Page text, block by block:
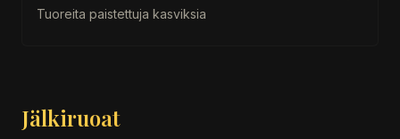
Tuoreita paistettuja kasviksia
Jälkiruoat